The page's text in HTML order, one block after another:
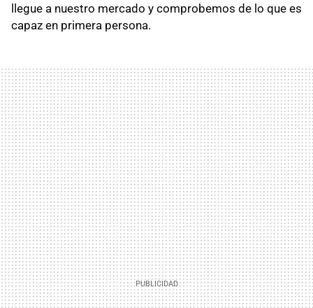
llegue a nuestro mercado y comprobemos de lo que es
capaz en primera persona.